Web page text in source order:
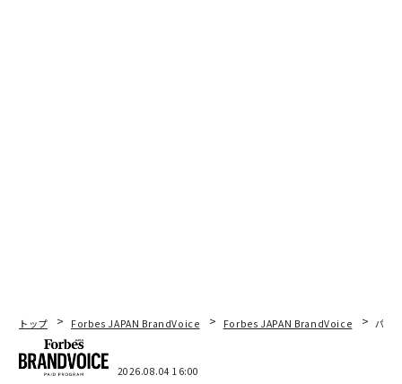
トップ Forbes JAPAN BrandVoice Forbes JAPAN BrandVoice パシ
2026.08.04 16:00